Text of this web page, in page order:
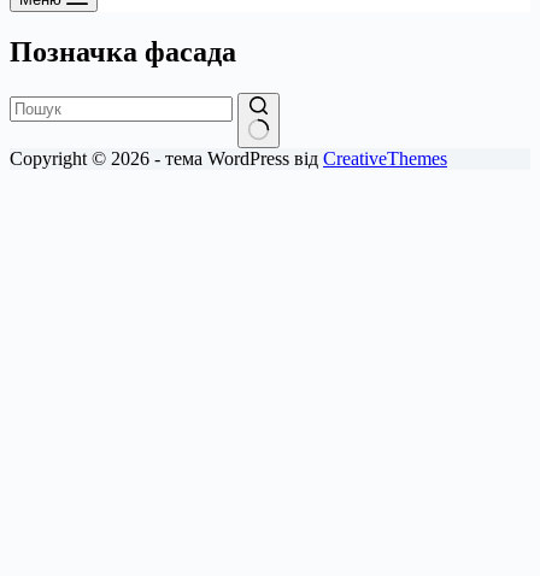
Позначка фасада
Немає
Copyright © 2026 - тема WordPress від CreativeThemes